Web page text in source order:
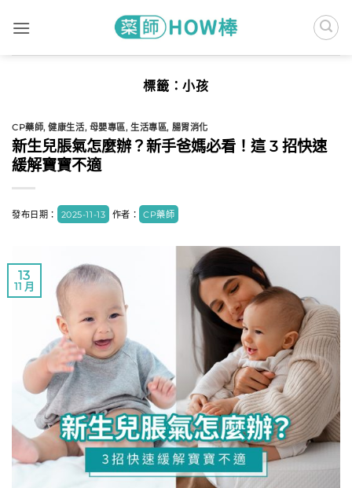
標籤：小孩
CP藥師,健康生活, 母嬰專區,生活專區, 腸胃消化
新生兒脹氣怎麼辦？新手爸媽必看！這 3 招快速
緩解寶寶不適
發布日期： 2025-11-13 作者： CP藥師
13
11 月